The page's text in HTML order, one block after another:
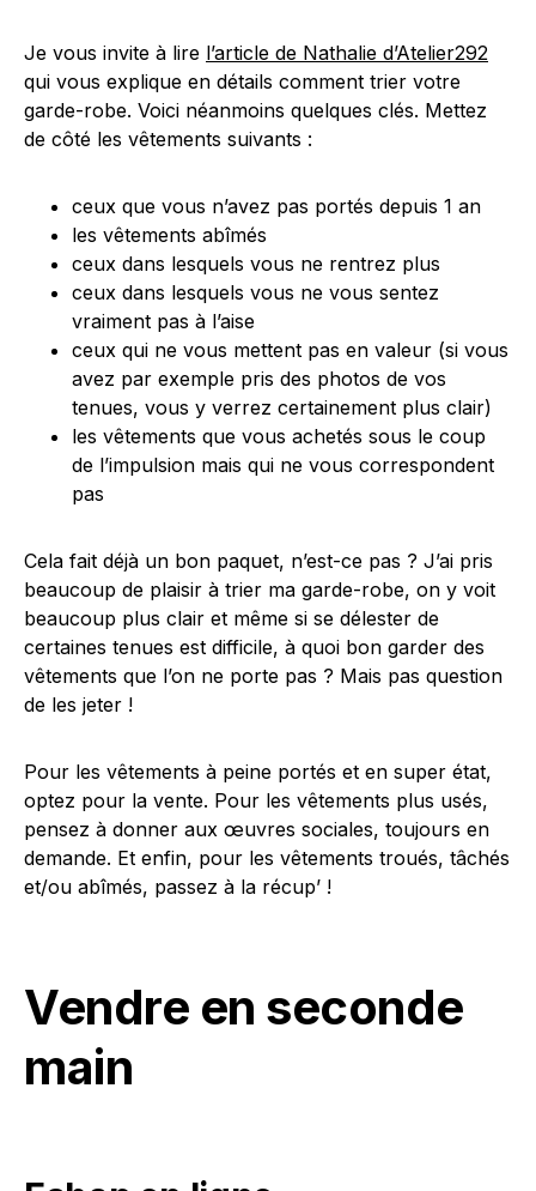
Je vous invite à lire l’article de Nathalie d’Atelier292
qui vous explique en détails comment trier votre
garde-robe. Voici néanmoins quelques clés. Mettez
de côté les vêtements suivants :
ceux que vous n’avez pas portés depuis 1 an
les vêtements abîmés
ceux dans lesquels vous ne rentrez plus
ceux dans lesquels vous ne vous sentez
vraiment pas à l’aise
ceux qui ne vous mettent pas en valeur (si vous
avez par exemple pris des photos de vos
tenues, vous y verrez certainement plus clair)
les vêtements que vous achetés sous le coup
de l’impulsion mais qui ne vous correspondent
pas
Cela fait déjà un bon paquet, n’est-ce pas ? J’ai pris
beaucoup de plaisir à trier ma garde-robe, on y voit
beaucoup plus clair et même si se délester de
certaines tenues est difficile, à quoi bon garder des
vêtements que l’on ne porte pas ? Mais pas question
de les jeter !
Pour les vêtements à peine portés et en super état,
optez pour la vente. Pour les vêtements plus usés,
pensez à donner aux œuvres sociales, toujours en
demande. Et enfin, pour les vêtements troués, tâchés
et/ou abîmés, passez à la récup’ !
Vendre en seconde
main